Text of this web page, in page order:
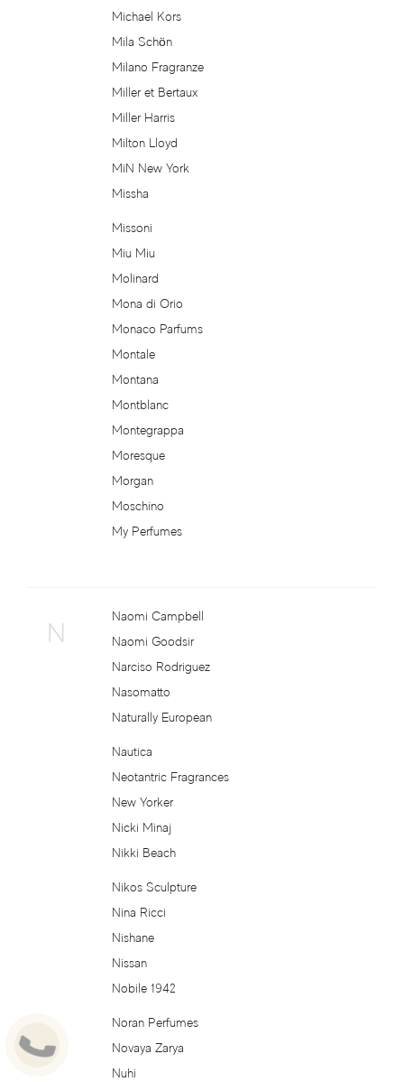
Michael Kors
Mila Schön
Milano Fragranze
Miller et Bertaux
Miller Harris
Milton Lloyd
MiN New York
Missha
Missoni
Miu Miu
Molinard
Mona di Orio
Monaco Parfums
Montale
Montana
Montblanc
Montegrappa
Moresque
Morgan
Moschino
My Perfumes
N
Naomi Campbell
Naomi Goodsir
Narciso Rodriguez
Nasomatto
Naturally European
Nautica
Neotantric Fragrances
New Yorker
Nicki Minaj
Nikki Beach
Nikos Sculpture
Nina Ricci
Nishane
Nissan
Nobile 1942
Noran Perfumes
Novaya Zarya
Nuhi
Harajuku Lovers
Haute Fragrance Company
Hormone Paris
House Of Sillage
Humiecki & Graef
Il Profvmo